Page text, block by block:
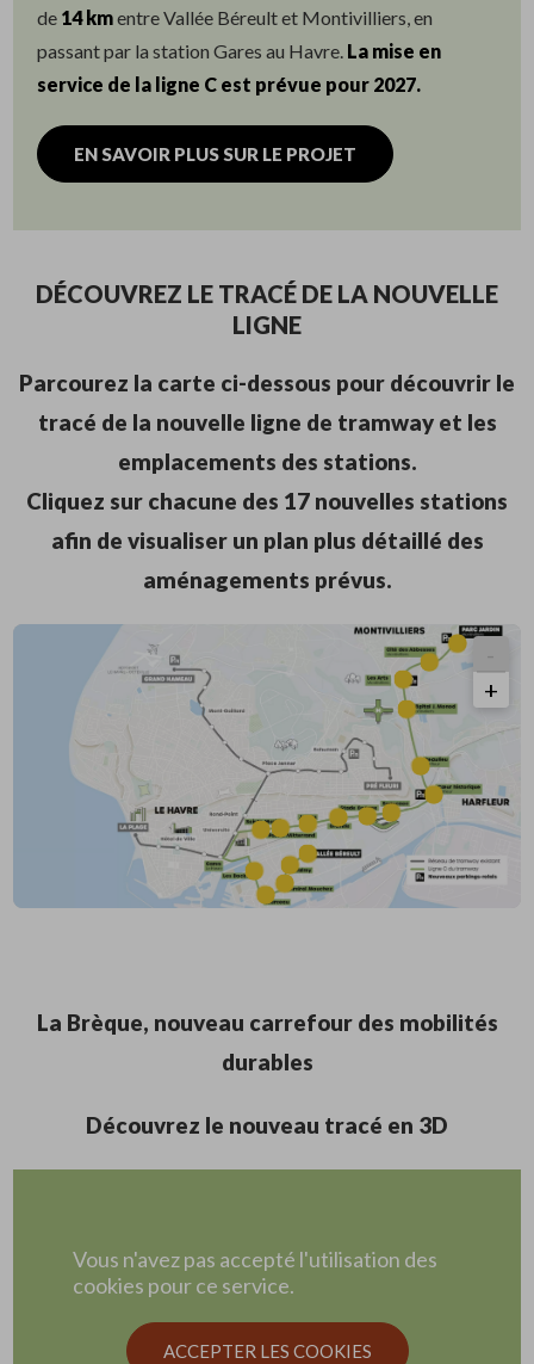
de 14 kmentre Vallée Béreult et Montivilliers, en
passant par la station Gares au Havre. La mise en
service de la ligne C est prévue pour 2027.
EN SAVOIR PLUS SUR LE PROJET
DÉCOUVREZ LE TRACÉ DE LA NOUVELLE
LIGNE
Parcourez la carte ci-dessous pour découvrir le
tracé de la nouvelle ligne de tramway et les
emplacements des stations.
Cliquez sur chacune des 17 nouvelles stations
afin de visualiser un plan plus détaillé des
aménagements prévus.
-
+
La Brèque, nouveau carrefour des mobilités
durables
Découvrez le nouveau tracé en 3D
Vous n'avez pas accepté l'utilisation des
cookies pour ce service.
ACCEPTER LES COOKIES